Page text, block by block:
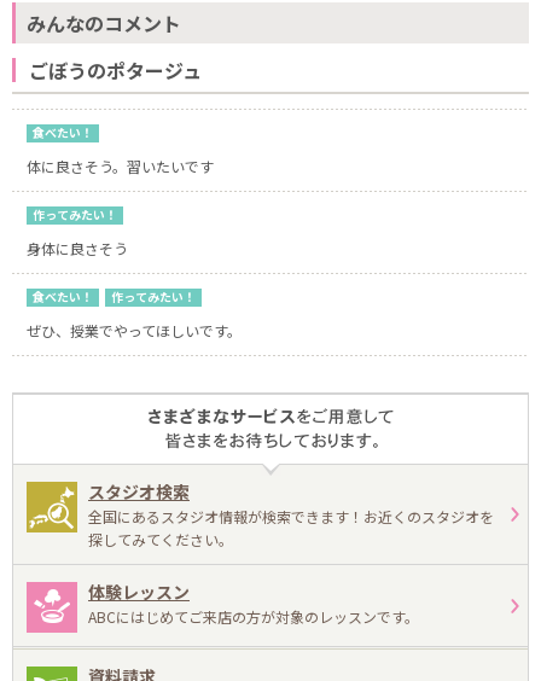
みんなのコメント
ごぼうのポタージュ
食べたい！
体に良さそう。習いたいです
作ってみたい！
身体に良さそう
食べたい！ 作ってみたい！
ぜひ、授業でやってほしいです。
スタジオ検索
全国にあるスタジオ情報が検索できます！お近くのスタジオを
探してみてください。
体験レッスン
ABCにはじめてご来店の方が対象のレッスンです。
資料請求